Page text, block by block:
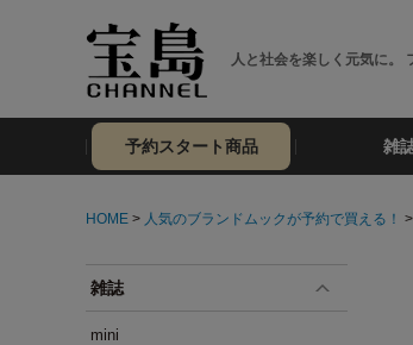
人と社会を楽しく元気に。
予約スタート商品 雑
HOME > 人気のブランドムックが予約で買える！
雑誌
mini